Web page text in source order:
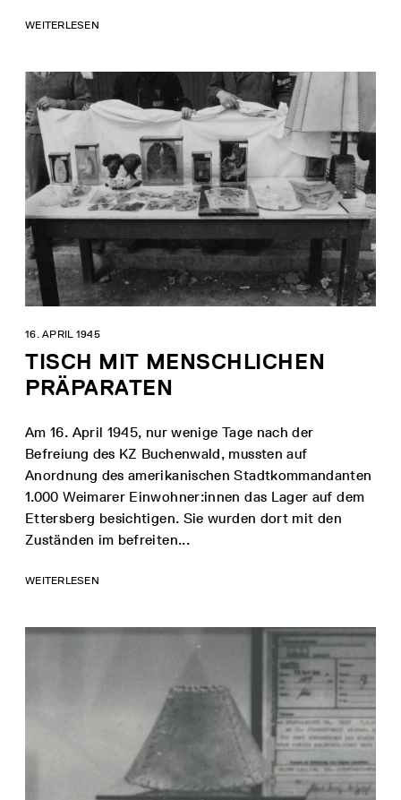
WEITERLESEN
TISCH MIT MENSCHLICHEN
PRÄPARATEN
16. APRIL 1945
Am 16. April 1945, nur wenige Tage nach der
Befreiung des KZ Buchenwald, mussten auf
Anordnung des amerikanischen Stadtkommandanten
1.000 Weimarer Einwohner:innen das Lager auf dem
Ettersberg besichtigen. Sie wurden dort mit den
Zuständen im befreiten...
WEITERLESEN